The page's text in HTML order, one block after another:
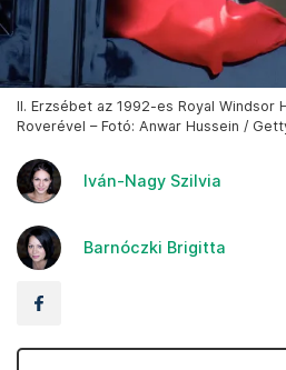
II. Erzsébet az 1992-es Royal Windsor
Roverével – Fotó: Anwar Hussein /
Iván-Nagy Szilvia
Barnóczki Brigitta